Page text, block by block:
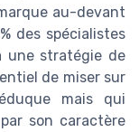
au-devant
des spécialistes
une stratégie de
de miser sur
mais qui
son caractère